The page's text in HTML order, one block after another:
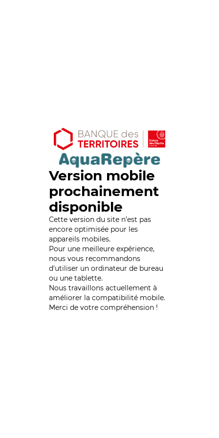
Version mobile
prochainement
disponible
Cette version du site n’est pas
encore optimisée pour les
appareils mobiles.
Pour une meilleure expérience,
nous vous recommandons
d'utiliser un ordinateur de bureau
ou une tablette.
Nous travaillons actuellement à
améliorer la compatibilité mobile.
Merci de votre compréhension !